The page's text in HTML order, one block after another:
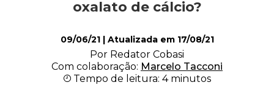
Curiosidades
oxalato de cálcio?
09/06/21| Atualizada em 17/08/21
Por Redator Cobasi
Com colaboração: Marcelo Tacconi
Tempo de leitura: 4 minutos